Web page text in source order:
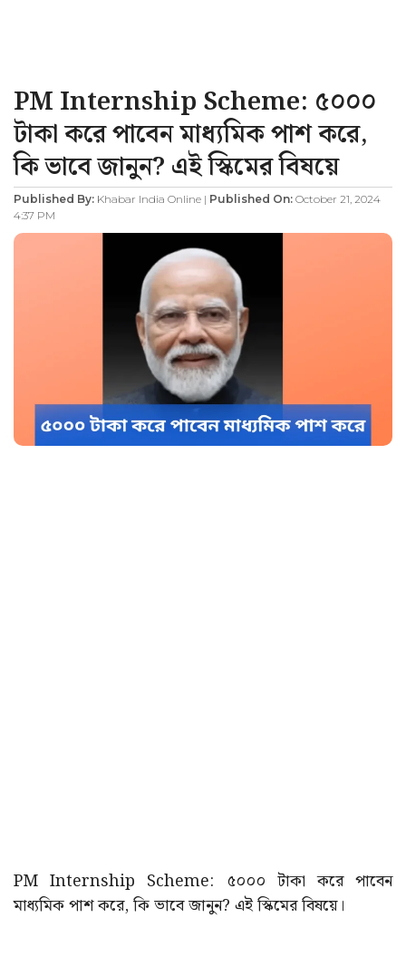
PM Internship Scheme: ৫০০০
টাকা করে পাবেন মাধ্যমিক পাশ করে,
কি ভাবে জানুন? এই স্কিমের বিষয়ে
Published By: Khabar India Online | Published On: October 21, 2024
4:37 PM
PM Internship Scheme: ৫০০০ টাকা করে পাবেন
মাধ্যমিক পাশ করে, কি ভাবে জানুন? এই স্কিমের বিষয়ে।